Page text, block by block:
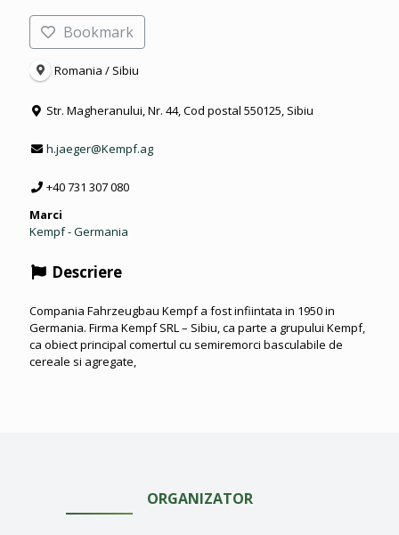
Bookmark
Romania / Sibiu
Str. Magheranului, Nr. 44, Cod postal 550125, Sibiu
h.jaeger@Kempf.ag
+40 731 307 080
Marci
Kempf - Germania
Descriere
Compania Fahrzeugbau Kempf a fost infiintata in 1950 in
Germania. Firma Kempf SRL – Sibiu, ca parte a grupului Kempf,
ca obiect principal comertul cu semiremorci basculabile de
cereale si agregate,
ORGANIZATOR